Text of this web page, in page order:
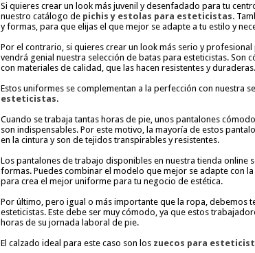
Si quieres crear un look más juvenil y desenfadado para tu
nuestro catálogo de pichis y estolas para esteticistas.
y formas, para que elijas el que mejor se adapte a tu estilo y
Por el contrario, si quieres crear un look más serio y
vendrá genial nuestra selección de batas para esteticistas. Son
con materiales de calidad, que las hacen resistentes y duraderas.
Estos uniformes se complementan a la perfección con nuestra
esteticistas.
Cuando se trabaja tantas horas de pie, unos pantalones
son indispensables. Por este motivo, la mayoría de estos
en la cintura y son de tejidos transpirables y resistentes.
Los pantalones de trabajo disponibles en nuestra tienda online
formas. Puedes combinar el modelo que mejor se adapte con
para crea el mejor uniforme para tu negocio de estética.
Por último, pero igual o más importante que la ropa, debemos
esteticistas. Este debe ser muy cómodo, ya que estos
horas de su jornada laboral de pie.
El calzado ideal para este caso son los zuecos para